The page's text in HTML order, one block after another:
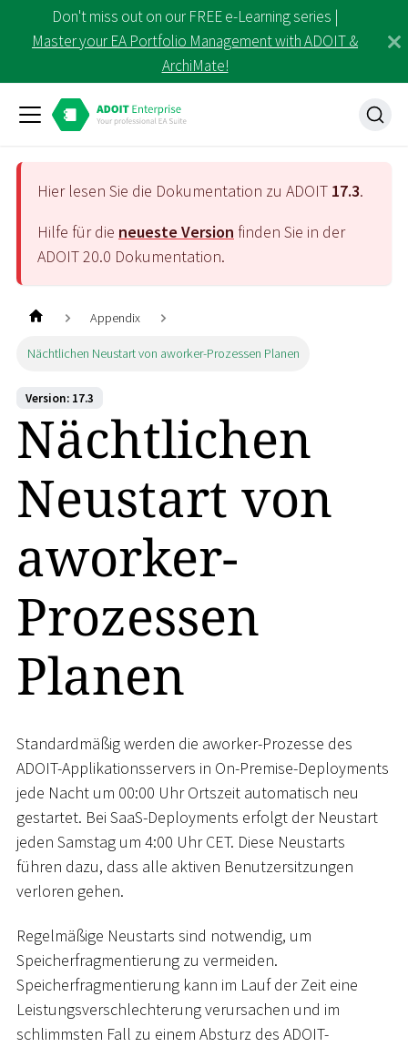
Don't miss out on our FREE e-Learning series |
Master your EA Portfolio Management with ADOIT &
ArchiMate!
Hier lesen Sie die Dokumentation zu ADOIT 17.3.
Hilfe für die neueste Version finden Sie in der
ADOIT20.0 Dokumentation.
Appendix
Nächtlichen Neustart von aworker-Prozessen Planen
Version: 17.3
Nächtlichen
Neustart von
aworker-
Prozessen
Planen
Standardmäßig werden die aworker-Prozesse des
ADOIT-Applikationsservers in On-Premise-Deployments
jede Nacht um 00:00 Uhr Ortszeit automatisch neu
gestartet. Bei SaaS-Deployments erfolgt der Neustart
jeden Samstag um 4:00 Uhr CET. Diese Neustarts
führen dazu, dass alle aktiven Benutzersitzungen
verloren gehen.
Regelmäßige Neustarts sind notwendig, um
Speicherfragmentierung zu vermeiden.
Speicherfragmentierung kann im Lauf der Zeit eine
Leistungsverschlechterung verursachen und im
schlimmsten Fall zu einem Absturz des ADOIT-